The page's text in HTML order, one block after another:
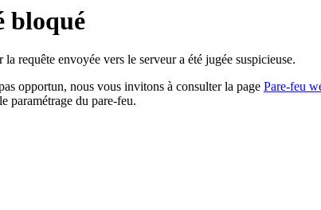
bloqué
requête envoyée vers le serveur a été jugée suspicieuse.
opportun, nous vous invitons à consulter la page Pare-feu
paramétrage du pare-feu.